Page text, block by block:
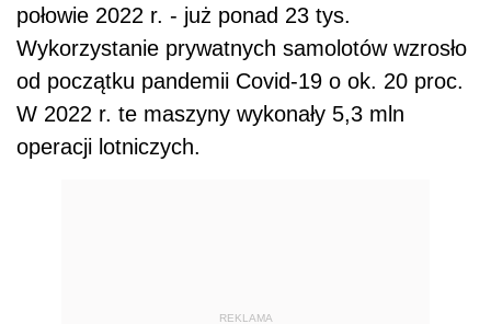
połowie 2022 r. - już ponad 23 tys.
Wykorzystanie prywatnych samolotów wzrosło
od początku pandemii Covid-19 o ok. 20 proc.
W 2022 r. te maszyny wykonały 5,3 mln
operacji lotniczych.
REKLAMA